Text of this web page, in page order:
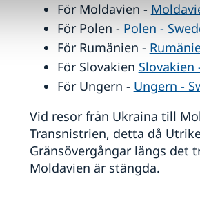
För Moldavien -
För Polen - Polen -
För Rumänien -
För Slovakien Slovakien
För Ungern - Ungern -
Vid resor från Ukraina till
Transnistrien, detta då
Gränsövergångar längs det
Moldavien är stängda.